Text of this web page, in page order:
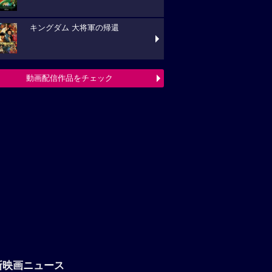
キングダム 大将軍の帰還
動画配信作品をチェック
映画ニュース